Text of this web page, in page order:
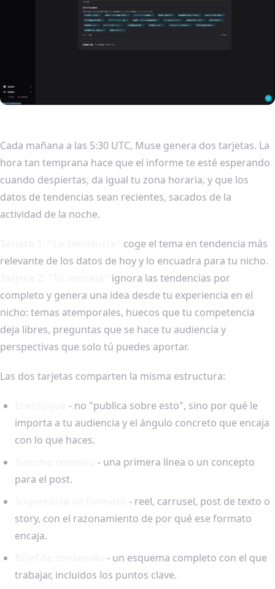
Cada mañana a las 5:30 UTC, Muse genera dos tarjetas. La
hora tan temprana hace que el informe te esté esperando
cuando despiertas, da igual tu zona horaria, y que los
datos de tendencias sean recientes, sacados de la
actividad de la noche.
coge el tema en tendencia más
relevante de los datos de hoy y lo encuadra para tu nicho.
ignora las tendencias por
completo y genera una idea desde tu experiencia en el
nicho: temas atemporales, huecos que tu competencia
deja libres, preguntas que se hace tu audiencia y
perspectivas que solo tú puedes aportar.
Las dos tarjetas comparten la misma estructura:
- no "publica sobre esto", sino por qué le
importa a tu audiencia y el ángulo concreto que encaja
con lo que haces.
- una primera línea o un concepto
para el post.
- reel, carrusel, post de texto o
story, con el razonamiento de por qué ese formato
encaja.
- un esquema completo con el que
trabajar, incluidos los puntos clave.